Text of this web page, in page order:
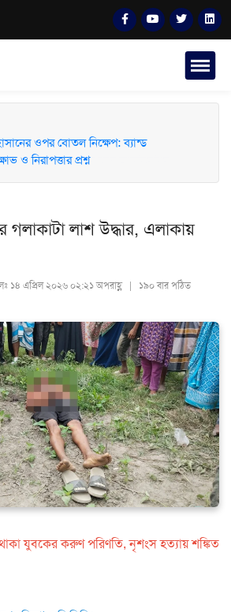
ওপর বোতল নিক্ষেপ: ব্যান্ড
ও নিরাপত্তার প্রশ্ন
লাশ উদ্ধার, এলাকায়
১৪ এপ্রিল ২০২৬ ০২:২১ অপরাহ্ণ | ১৯০ বার পঠিত
যুবকের করুণ পরিণতি, নৃশংস হত্যায় শঙ্কিত